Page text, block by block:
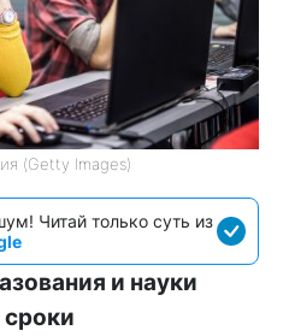
(Getty Images)
Читай только суть из
и науки